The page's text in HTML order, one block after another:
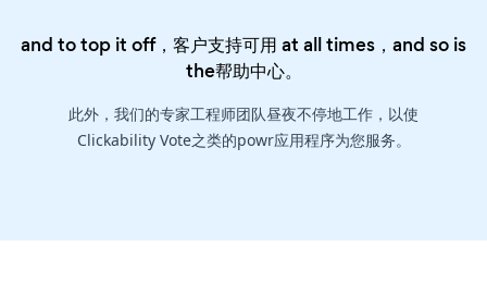
and to top it off，客户支持可用 at all times，and so is
the帮助中心。
此外，我们的专家工程师团队昼夜不停地工作，以使
Clickability Vote之类的powr应用程序为您服务。